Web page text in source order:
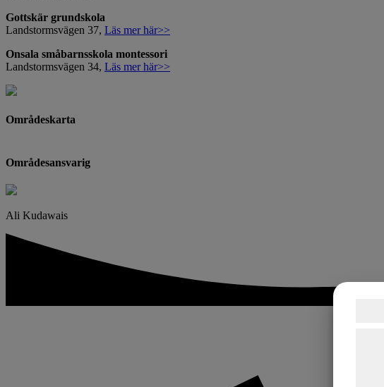
Gottskär grundskola
Landstormsvägen 37, Läs mer här>>
Onsala småbarnsskola montessori
Landstormsvägen 34, Läs mer här>>
Områdeskarta
Områdesansvarig
Ali Kudawais